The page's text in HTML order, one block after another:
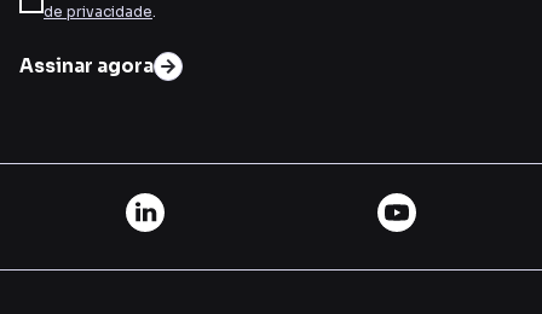
de privacidade.
Assinar agora